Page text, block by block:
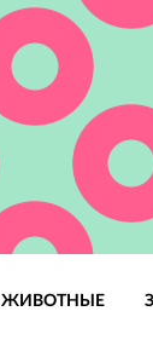
ЖИВОТНЫЕ